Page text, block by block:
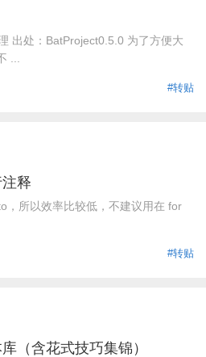
出处：BatProject0.5.0 为了方便大
...
#转贴
释
，所以效率比较低，不建议用在 for
#转贴
（含花式技巧集锦）